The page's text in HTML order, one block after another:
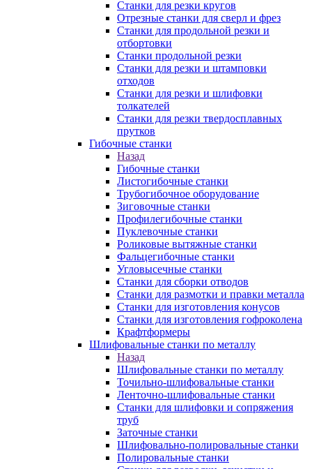
Станки для резки кругов
Отрезные станки для сверл и фрез
Станки для продольной резки и
отбортовки
Станки продольной резки
Станки для резки и штамповки
отходов
Станки для резки и шлифовки
толкателей
Станки для резки твердосплавных
прутков
Гибочные станки
Назад
Гибочные станки
Листогибочные станки
Трубогибочное оборудование
Зиговочные станки
Профилегибочные станки
Пуклевочные станки
Роликовые вытяжные станки
Фальцегибочные станки
Угловысечные станки
Станки для сборки отводов
Станки для размотки и правки металла
Станки для изготовления конусов
Станки для изготовления гофроколена
Крафтформеры
Шлифовальные станки по металлу
Назад
Шлифовальные станки по металлу
Точильно-шлифовальные станки
Ленточно-шлифовальные станки
Станки для шлифовки и сопряжения
труб
Заточные станки
Шлифовально-полировальные станки
Полировальные станки